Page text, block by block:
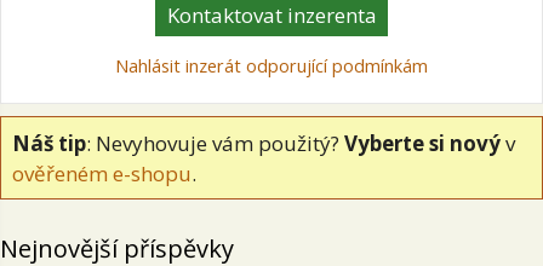
Kontaktovat inzerenta
Nahlásit inzerát odporující podmínkám
Náš tip: Nevyhovuje vám použitý? Vyberte si novýv
ověřeném e-shopu.
Nejnovější příspěvky